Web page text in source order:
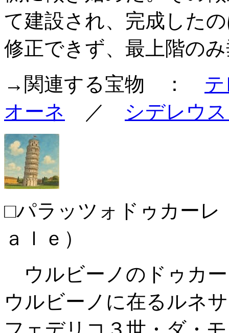
て建設され、完成した
修正できず、最上階の
→関連する宝物 ：
オーネ
／ シデレウ
□パラッツォドゥカー
ａｌｅ）
ウルビーノのドゥカ
ウルビーノに在るルネ